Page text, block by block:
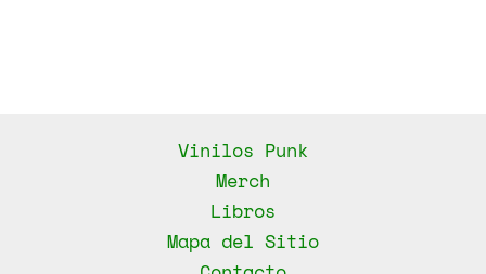
Vinilos Punk
Merch
Libros
Mapa del Sitio